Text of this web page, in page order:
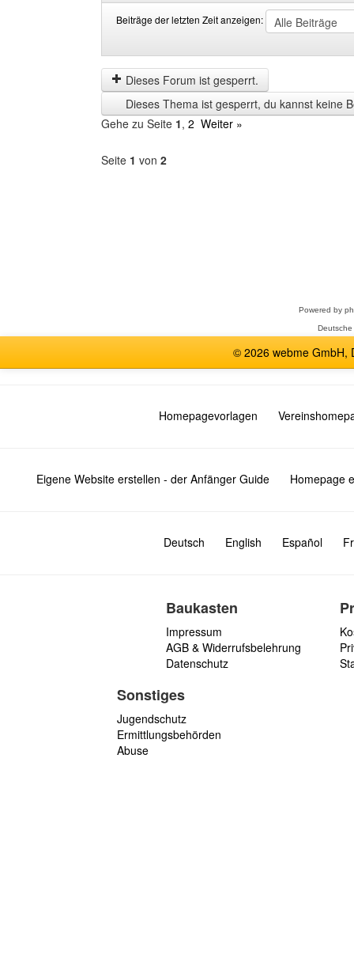
Beiträge der letzten Zeit anzeigen:
der
letzten
Zeit
anzeigen
by
Dieses Forum ist gesperrt.
Dieses Thema ist gesperrt, du kannst keine
Gehe zu Seite 1, 2 Weiter »
Seite 1 von 2
Powered by
© 2026 webme GmbH,
Homepagevorlagen
Eigene Website erstellen - der Anfänger Guide Homepage
Deutsch English Español
Baukasten
Impressum
AGB & Widerrufsbelehrung
Datenschutz
Sonstiges
Jugendschutz
Ermittlungsbehörden
Abuse